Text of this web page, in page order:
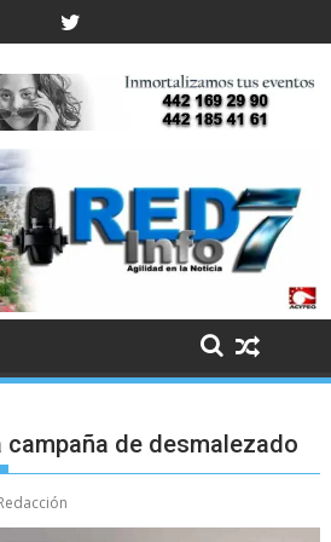
campaña de desmalezado